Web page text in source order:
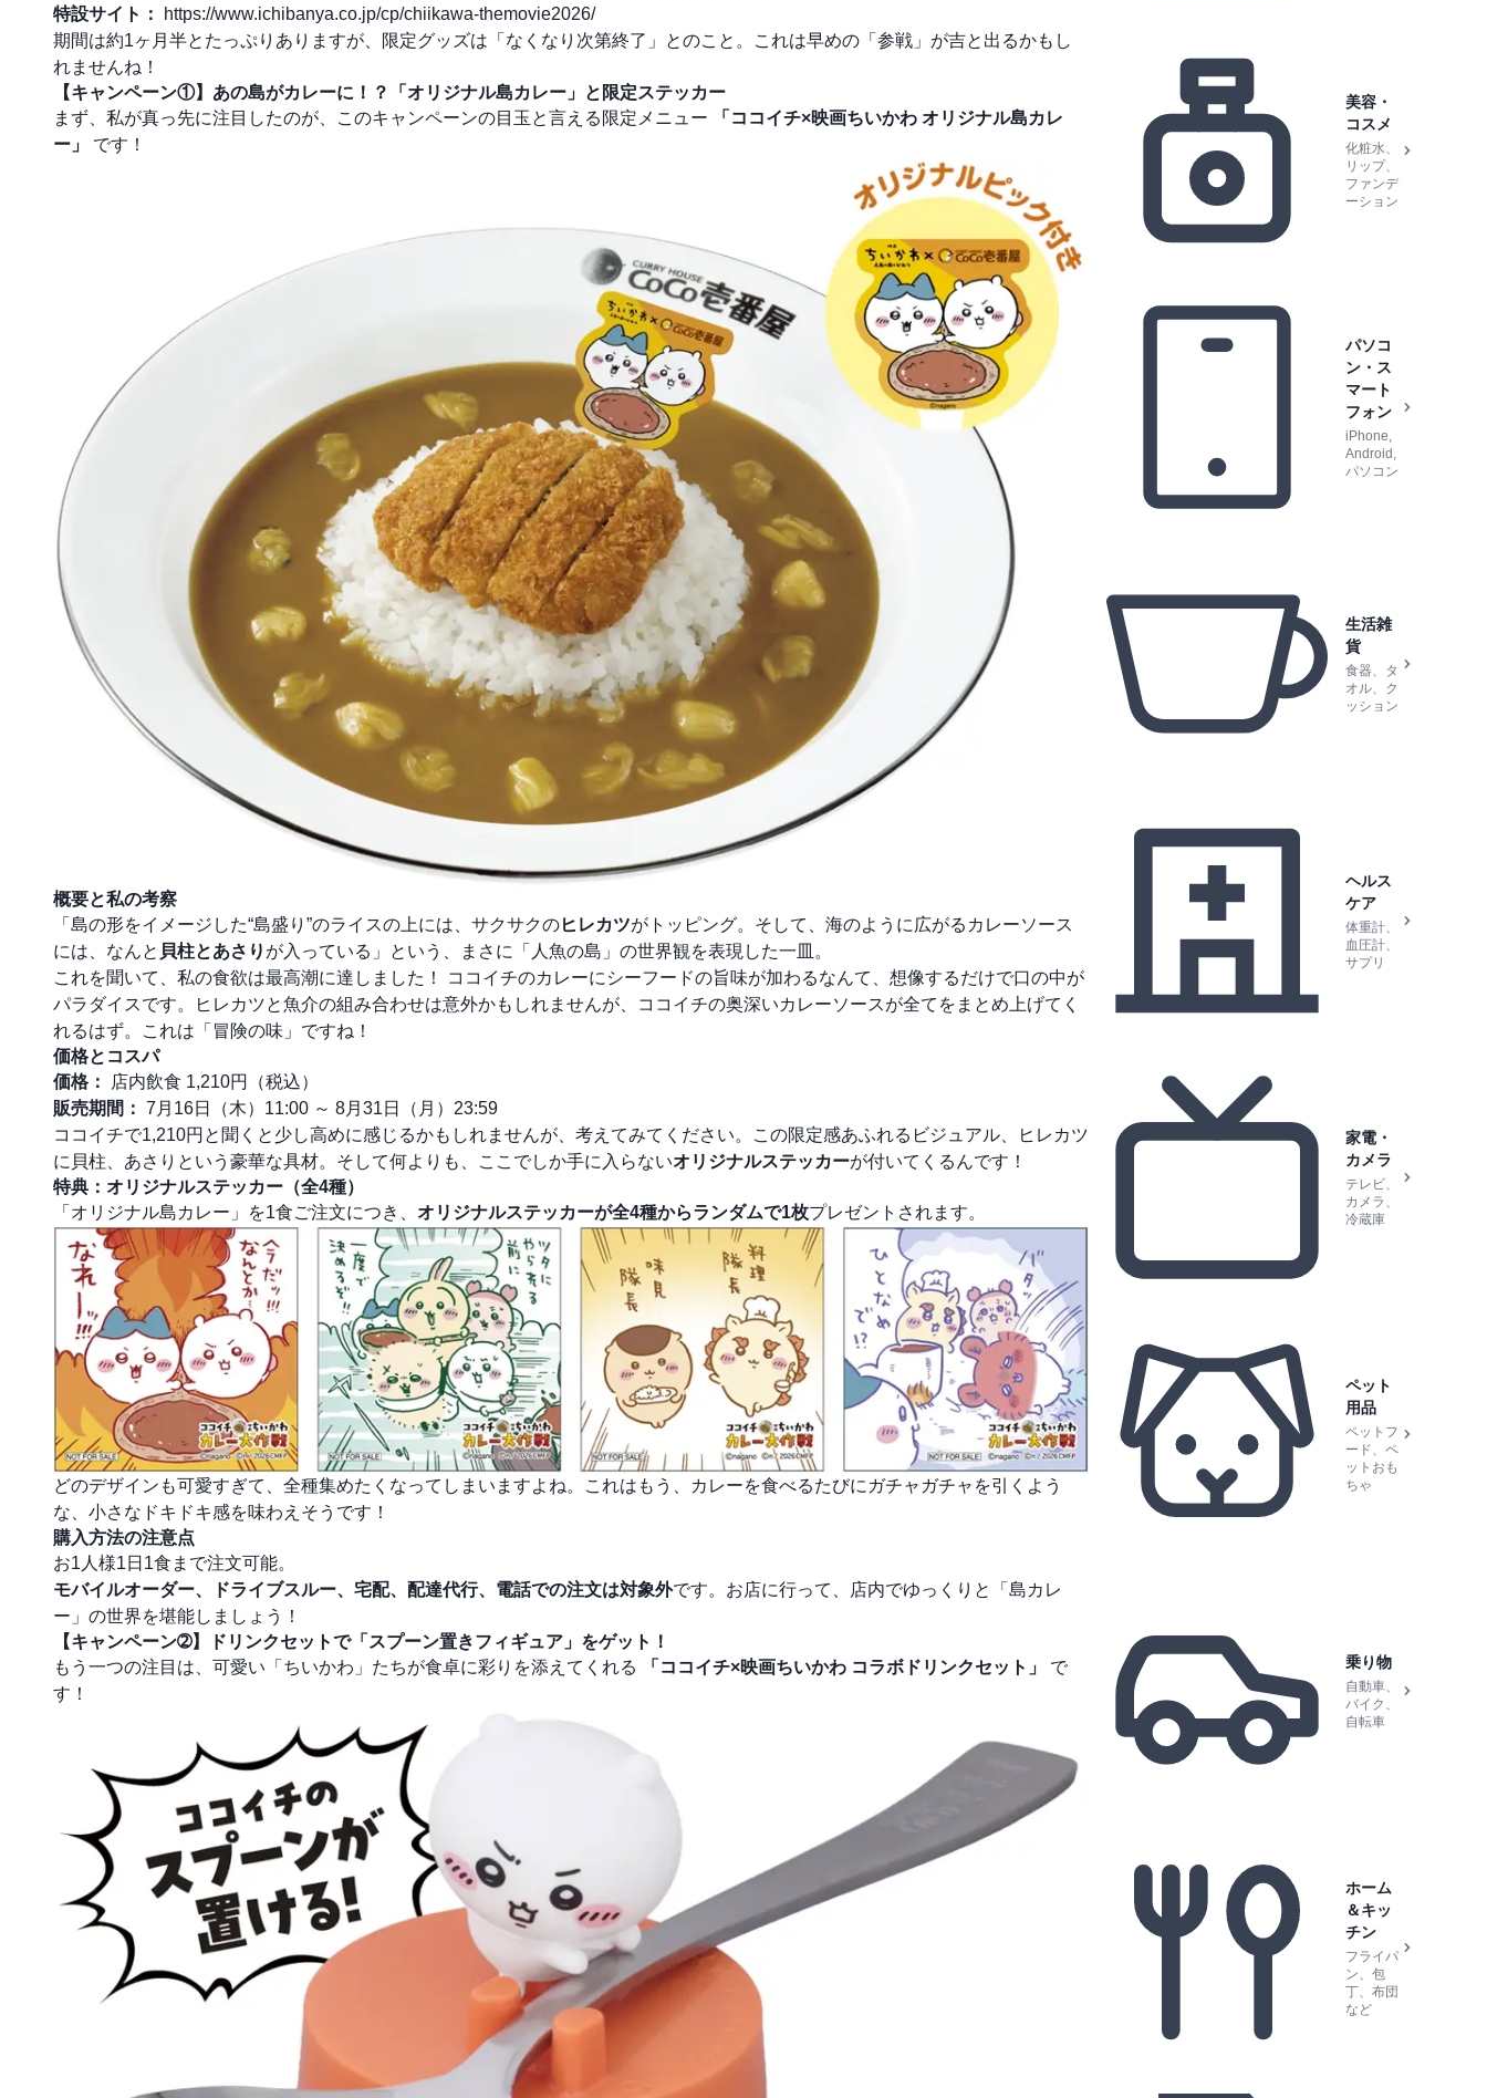
特設サイト：
https://www.ichibanya.co.jp/cp/chiikawa-themovie2026/
期間は約1ヶ月半とたっぷりありますが、限定グッズは「なくなり次第終了」とのこと。これは早めの「参戦」が吉と出るかもし
れませんね！
【キャンペーン①】あの島がカレーに！？「オリジナル島カレー」と限定ステッカー
まず、私が真っ先に注目したのが、このキャンペーンの目玉と言える限定メニュー
「ココイチ×映画ちいかわ オリジナル島カレ
ー」
です！
概要と私の考察
「島の形をイメージした“島盛り”のライスの上には、サクサクのヒレカツがトッピング。そして、海のように広がるカレーソース
には、なんと 貝柱とあさり が入っている」という、まさに「人魚の島」の世界観を表現した一皿。
これを聞いて、私の食欲は最高潮に達しました！ ココイチのカレーにシーフードの旨味が加わるなんて、想像するだけで口の中が
パラダイスです。ヒレカツと魚介の組み合わせは意外かもしれませんが、ココイチの奥深いカレーソースが全てをまとめ上げてく
れるはず。これは「冒険の味」ですね！
価格とコスパ
価格：
店内飲食 1,210円（税込）
販売期間： 7月16日（木）11:00 ～ 8月31日（月）23:59
ココイチで1,210円と聞くと少し高めに感じるかもしれませんが、考えてみてください。この限定感あふれるビジュアル、ヒレカツ
に貝柱、あさりという豪華な具材。そして何よりも、ここでしか手に入らないオリジナルステッカーが付いてくるんです！
特典：オリジナルステッカー（全4種）
「オリジナル島カレー」を1食ご注文につき、 オリジナルステッカーが全4種からランダムで1枚プレゼントされます。
どのデザインも可愛すぎて、全種集めたくなってしまいますよね。これはもう、カレーを食べるたびにガチャガチャを引くよう
な、小さなドキドキ感を味わえそうです！
購入方法の注意点
お1人様1日1食まで注文可能。
モバイルオーダー、ドライブスルー、宅配、配達代行、電話での注文は対象外です。お店に行って、店内でゆっくりと「島カレ
ー」の世界を堪能しましょう！
【キャンペーン➁】ドリンクセットで「スプーン置きフィギュア」をゲット！
もう一つの注目は、可愛い「ちいかわ」たちが食卓に彩りを添えてくれる
「ココイチ×映画ちいかわ コラボドリンクセット」
で
す！
美容・
コスメ
化粧水、
リップ、
ファンデ
ーション
パソコ
ン・ス
マート
フォン
iPhone,
Android,
パソコン
生活雑
貨
食器、タ
オル、ク
ッション
ヘルス
ケア
体重計、
血圧計、
サプリ
家電・
カメラ
テレビ、
カメラ、
冷蔵庫
ペット
用品
ペットフ
ード、ペ
ットおも
ちゃ
乗り物
自動車、
バイク、
自転車
ホーム
＆キッ
チン
フライパ
ン、包
丁、布団
など